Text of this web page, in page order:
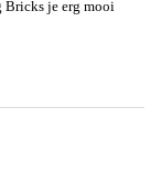
je erg mooi